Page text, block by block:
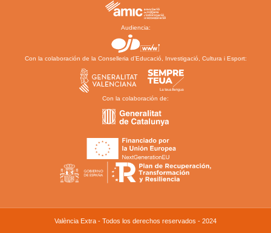
Audiencia:
Con la colaboración de la Conselleria d’Educació, Investigació, Cultura i Esport:
Con la colaboración de:
València Extra - Todos los derechos reservados - 2024